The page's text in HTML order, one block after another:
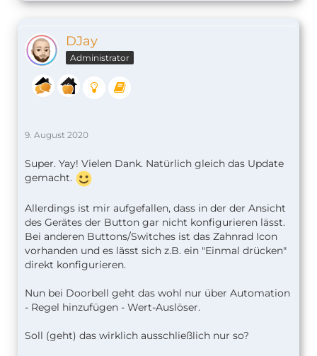
DJay
Administrator
9. August 2020
Super. Yay! Vielen Dank. Natürlich gleich das Update
gemacht.
Allerdings ist mir aufgefallen, dass in der der Ansicht
des Gerätes der Button gar nicht konfigurieren lässt.
Bei anderen Buttons/Switches ist das Zahnrad Icon
vorhanden und es lässt sich z.B. ein "Einmal drücken"
direkt konfigurieren.
Nun bei Doorbell geht das wohl nur über Automation
- Regel hinzufügen - Wert-Auslöser.
Soll (geht) das wirklich ausschließlich nur so?